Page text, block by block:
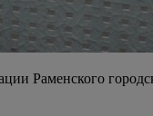
Раменского